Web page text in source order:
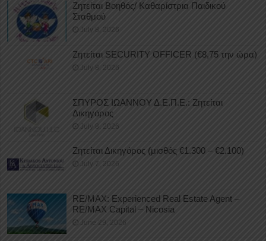
Ζητείται Βοηθός/ Καθαρίστρια Παιδικού
Σταθμού
July 8, 2026
Ζητείται SECURITY OFFICER (€8,75 την ώρα)
July 8, 2026
ΣΠΥΡΟΣ ΙΩΑΝΝΟΥ Δ.Ε.Π.Ε.: Ζητείται
Δικηγόρος
July 8, 2026
Ζητείται Δικηγόρος (μισθός €1.300 – €2.100)
July 7, 2026
RE/MAX: Experienced Real Estate Agent –
RE/MAX Capital – Nicosia
June 29, 2026